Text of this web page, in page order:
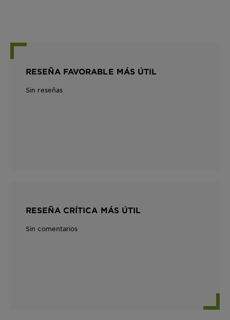
RESEÑA FAVORABLE MÁS ÚTIL
Sin reseñas
RESEÑA CRÍTICA MÁS ÚTIL
Sin comentarios